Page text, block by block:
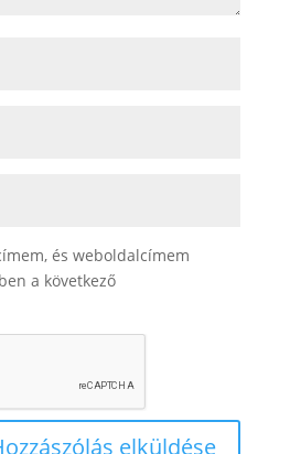
és weboldalcímem
a következő